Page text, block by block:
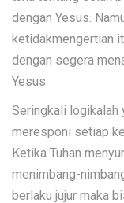
dengan Yesus.
ketidakmengertian
dengan segera
Yesus.
Seringkali logikalah
meresponi setiap
Ketika Tuhan
menimbang-
berlaku jujur maka